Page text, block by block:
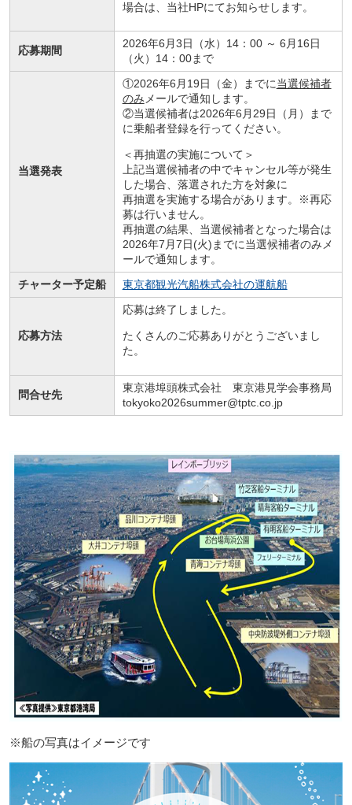
場合は、当社HPにてお知らせします。
応募期間
2026年6月3日（水） 14：00～ 6月16日
（火）14：00まで
当選発表
①2026年6月19日（金）までに当選候補者
のみ メールで通知します。
②当選候補者は2026年6月29日（月）まで
に乗船者登録を行ってください。
＜再抽選の実施について＞
上記当選候補者の中でキャンセル等が発生
した場合、落選された方を対象に
再抽選を実施する場合があります。※再応
募は行いません。
再抽選の結果、当選候補者となった場合は
2026年7月7日(火)までに当選候補者のみメ
ールで通知します。
チャーター予定船
東京都観光汽船株式会社の運航船
応募方法
応募は終了しました。
たくさんのご応募ありがとうございまし
た。
問合せ先
東京港埠頭株式会社 東京港見学会事務局
tokyoko2026summer@tptc.co.jp
※船の写真はイメージです